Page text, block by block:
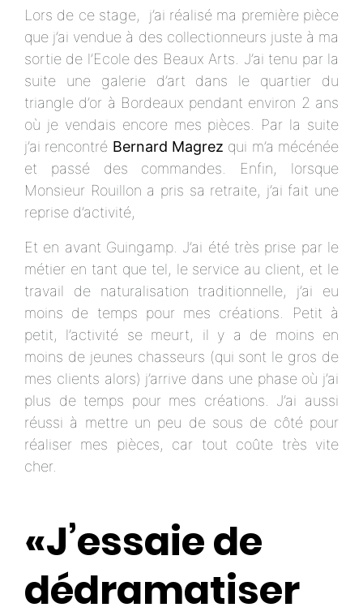
Lors de ce stage, j’ai réalisé ma première pièce
que j’ai vendue à des collectionneurs juste à ma
sortie de l’Ecole des Beaux Arts. J’ai tenu par la
suite une galerie d’art dans le quartier du
triangle d’or à Bordeaux pendant environ 2 ans
où je vendais encore mes pièces. Par la suite
j’ai rencontré Bernard Magrez qui m’a mécénée
et passé des commandes. Enfin, lorsque
Monsieur Rouillon a pris sa retraite, j’ai fait une
reprise d’activité,
Et en avant Guingamp. J’ai été très prise par le
métier en tant que tel, le service au client, et le
travail de naturalisation traditionnelle, j’ai eu
moins de temps pour mes créations. Petit à
petit, l’activité se meurt, il y a de moins en
moins de jeunes chasseurs (qui sont le gros de
mes clients alors) j’arrive dans une phase où j’ai
plus de temps pour mes créations. J’ai aussi
réussi à mettre un peu de sous de côté pour
réaliser mes pièces, car tout coûte très vite
cher.
«J’essaie de
dédramatiser